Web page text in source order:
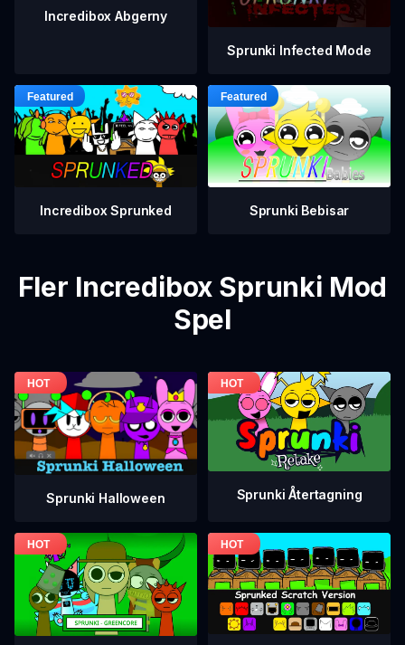
Incredibox Abgerny
Sprunki Infected Mode
Incredibox Sprunked Sprunki Bebisar
Fler Incredibox Sprunki Mod
Spel
Sprunki Halloween Sprunki Återtagning